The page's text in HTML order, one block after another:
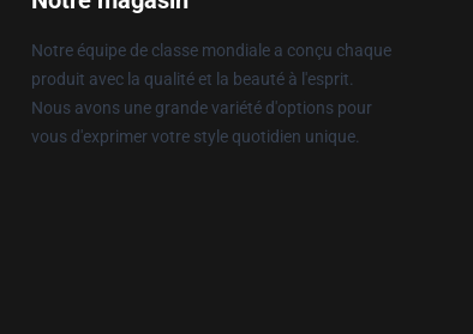
Notre équipe de classe mondiale a conçu chaque
produit avec la qualité et la beauté à l'esprit.
Nous avons une grande variété d'options pour
vous d'exprimer votre style quotidien unique.